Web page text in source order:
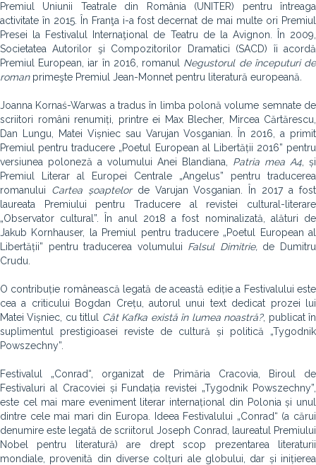
Premiul Uniunii Teatrale din România (UNITER) pentru întreaga
activitate în 2015. În Franţa i-a fost decernat de mai multe ori Premiul
Presei la Festivalul Internaţional de Teatru de la Avignon. În 2009,
Societatea Autorilor şi Compozitorilor Dramatici (SACD) îi acordă
Premiul European, iar în 2016, romanul Negustorul de începuturi de
romanprimeşte Premiul Jean-Monnet pentru literatură europeană.
Joanna Kornaś-Warwas a tradus în limba polonă volume semnate de
scriitori români renumiți, printre ei Max Blecher, Mircea Cărtărescu,
Dan Lungu, Matei Vișniec sau Varujan Vosganian. În 2016, a primit
Premiul pentru traducere „Poetul European al Libertății 2016” pentru
versiunea poloneză a volumului Anei Blandiana, Patria mea A4 , și
Premiul Literar al Europei Centrale „Angelus” pentru traducerea
romanului Cartea șoaptelorde Varujan Vosganian. În 2017 a fost
laureata Premiului pentru Traducere al revistei cultural-literare
„Observator cultural”. În anul 2018 a fost nominalizată, alături de
Jakub Kornhauser, la Premiul pentru traducere „Poetul European al
Libertății” pentru traducerea volumului Falsul Dimitrie, de Dumitru
Crudu.
O contribuție românească legată de această ediție a Festivalului este
cea a criticului Bogdan Crețu, autorul unui text dedicat prozei lui
Matei Vișniec, cu titlul Cât Kafka există în lumea noastră?, publicat în
suplimentul prestigioasei reviste de cultură și politică „Tygodnik
Powszechny”.
Festivalul „Conrad“, organizat de Primăria Cracovia, Biroul de
Festivaluri al Cracoviei și Fundația revistei „Tygodnik Powszechny”,
este cel mai mare eveniment literar internațional din Polonia și unul
dintre cele mai mari din Europa. Ideea Festivalului „Conrad“ (a cărui
denumire este legată de scriitorul Joseph Conrad, laureatul Premiului
Nobel pentru literatură) are drept scop prezentarea literaturii
mondiale, provenită din diverse colțuri ale globului, dar și inițierea